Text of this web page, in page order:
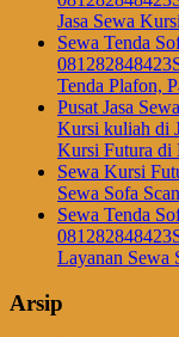
Jasa Sewa
Sewa Tenda
Tenda Plafon,
Pusat Jasa
Kursi kuliah di
Kursi Futura di
Sewa Kursi
Sewa Sofa
Sewa Tenda
Layanan Sewa
Arsip